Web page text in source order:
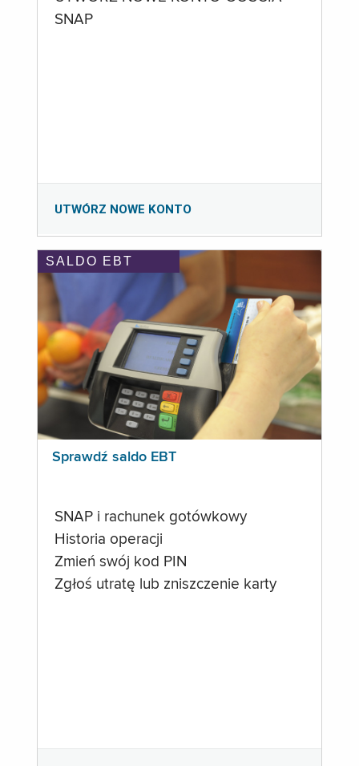
SNAP
UTWÓRZ NOWE KONTO
SALDO EBT
Sprawdź saldo EBT
SNAP i rachunek gotówkowy
Historia operacji
Zmień swój kod PIN
Zgłoś utratę lub zniszczenie karty